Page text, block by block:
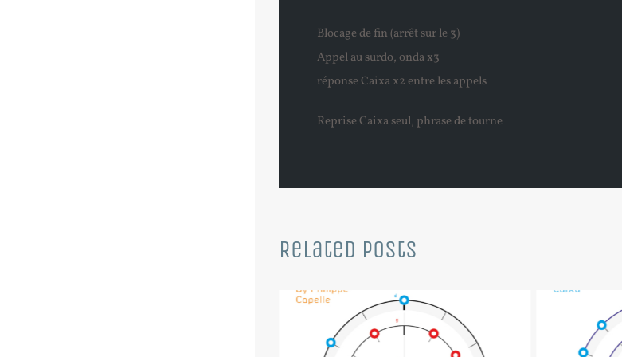
Blocage de fin (arrêt sur le 3)
Appel au surdo, onda x3
réponse Caixa x2 entre les appels
Reprise Caixa seul, phrase de tourne
Related Posts